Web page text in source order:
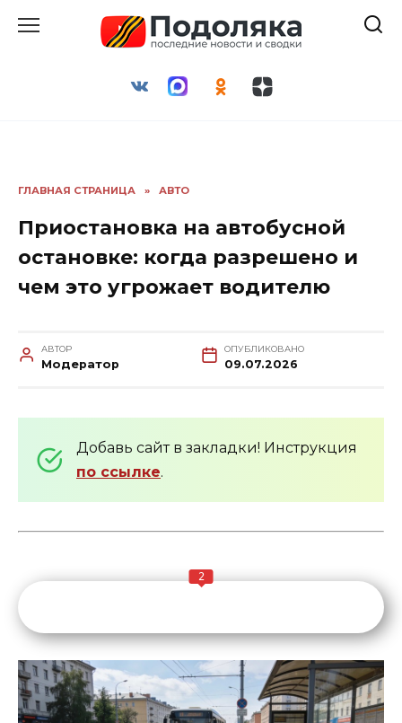
ГЛАВНАЯ СТРАНИЦА » АВТО
Приостановка на автобусной
остановке: когда разрешено и
чем это угрожает водителю
АВТОР
Модератор
ОПУБЛИКОВАНО
09.07.2026
Добавь сайт в закладки! Инструкция
по ссылке.
2